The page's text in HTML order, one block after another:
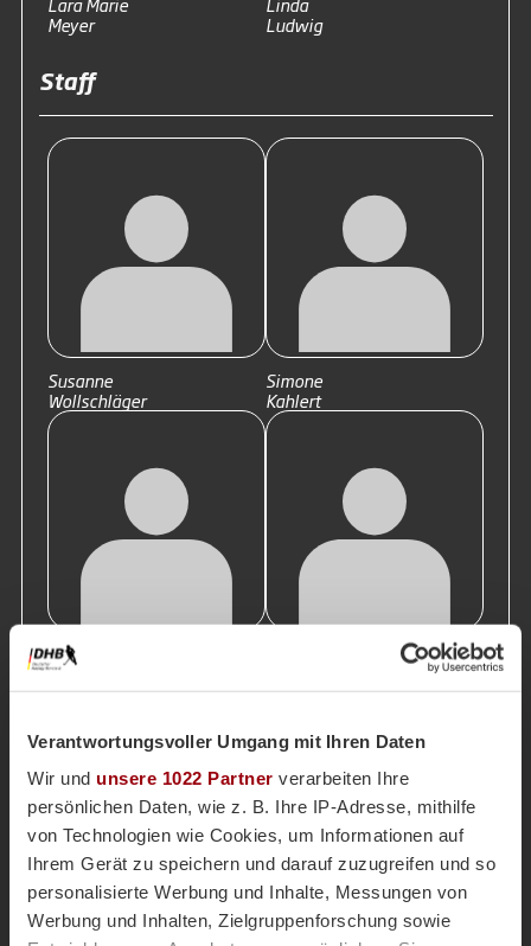
Verantwortungsvoller Umgang mit Ihren Daten
Wir und unsere 1022 Partner verarbeiten Ihre
persönlichen Daten, wie z. B. Ihre IP-Adresse, mithilfe
von Technologien wie Cookies, um Informationen auf
Ihrem Gerät zu speichern und darauf zuzugreifen und so
personalisierte Werbung und Inhalte, Messungen von
Werbung und Inhalten, Zielgruppenforschung sowie
Meyer
Ludwig
Staff
Susanne
Wollschläger
Simone
Kahlert
Thomas
Heininger
Torsten
Michael